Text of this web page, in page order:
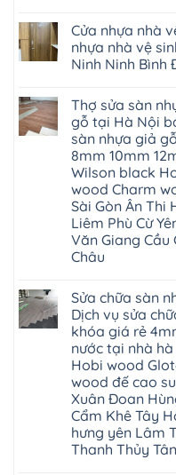
Kỳ
Đan
Phượng
Gia
Ninh
Thanh
Miện
Nghệ
An
Thanh
Hà
Ninh
Bình
Thái
Bình
Thanh
Hóa
Quỳnh
Phụ
Lào
Cai
Tuyên
Quang
Bắc
Ninh
Tuyên
Quang
Hải
Phòng
sang
trọng
4mm
giá
bao
nhiêu
Sàn
Glotex
có
tốt
không
sàn
nhựa
glotex
của
nước
nào
Hà
Nội
Thanh
Đà
Nẵng
Gia
Lâm
Phú
Thọ
Hải
Phòng
Sóc
Sơn
Ninh
Bình
Hưng
Yên
bình
luận
ở
Cửa
ngủ
tại
Hà
Nội
cửa
composite
báo
giá
rẻ
Bắc
Ninh
Thanh
Xuân
Tây
Hồ
Thái
Bình
Hưng
Yên
Đông
Hạ
Long
Cửa nhựa nhà
nhựa nhà vệ
Ninh Ninh Bình
bình
luận
ở
Cửa
nhựa
nhà
vệ
sinh
tại
Hà
Nội
báo
giá
cửa
nhựa
vệ
sinh
giá
rẻ
tpHCM
Thanh
Xuân
Bắc
Ninh
Ninh
Bình
Đà
Nẵng
Quảng
Ninh
Thợ sửa sàn
gỗ tại Hà Nội
sàn nhựa giả
8mm 10mm
Wilson black
wood Charm
Sài Gòn Ân Thi
Liêm Phù Cừ
Văn Giang
Châu
bình
luận
ở
Thợ
sửa
sàn
nhựa
thợ
sửa
sàn
nhà
thợ
sửa
sàn
Sửa chữa sàn
Dịch vụ sửa
khóa giá rẻ
nước tại nhà
Hobi wood
wood đế cao
Xuân Đoan
Cẩm Khê Tây
hưng yên Lâm
Thanh Thủy